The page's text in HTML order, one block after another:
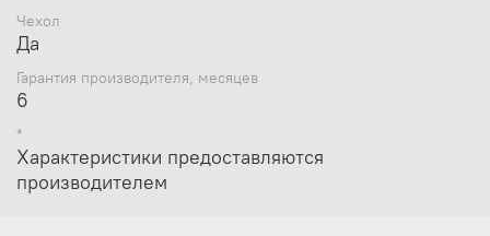
Чехол
Да
Гарантия производителя, месяцев
6
*
Характеристики предоставляются
производителем